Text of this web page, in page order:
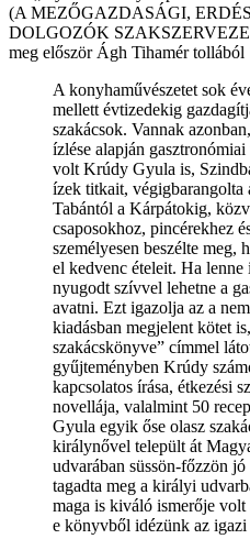
(A MEZŐGAZDASÁGI,
DOLGOZÓK
meg először Ágh Tihamér tollából
A konyhaművészetet sok
mellett évtizedekig
szakácsok. Vannak
ízlése alapján
volt Krúdy Gyula is,
ízek titkait, végigbarangolta
Tabántól a Kárpátokig,
csaposokhoz, pincérekhez
személyesen beszélte meg,
el kedvenc ételeit. Ha
nyugodt szívvel lehetne a
avatni. Ezt igazolja az a
kiadásban megjelent kötet
szakácskönyve” címmel
gyűjteményben Krúdy
kapcsolatos írása, étkezési
novellája, valalmint 50
Gyula egyik őse olasz
királynővel települt át
udvarában süssön-főzzön
tagadta meg a királyi
maga is kiváló ismerője
e könyvből idézünk az